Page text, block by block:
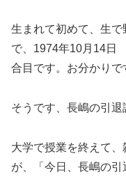
生まれて初めて、生
で、1974年10月14日
合目です。お分かりで
そうです、長嶋の引退
大学で授業を終えて
が、「今日、長嶋の